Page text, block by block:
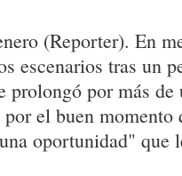
(Reporter). En
escenarios tras un
prolongó por más
el buen momento
oportunidad" que